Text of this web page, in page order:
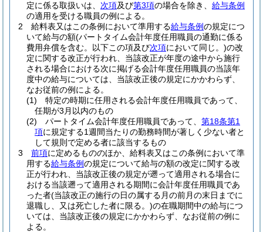
定に係る取扱いは、 次項及び第3項の場合を除き、 給与条例
の適用を受ける職員の例による。
2
給料表又はこの条例において準用する給与条例の規定につ
いて給与の額(パートタイム会計年度任用職員の通勤に係る
費用弁償を含む。以下この項及び次項において同じ。)の改
定に関する改正が行われ、当該改正が年度の途中から施行
される場合における次に掲げる会計年度任用職員の当該年
度中の給与については、当該改正後の規定にかかわらず、
なお従前の例による。
(1)
特定の時期に任用される会計年度任用職員であって、
任期が3月以内のもの
(2)
パートタイム会計年度任用職員であって、 第18条第1
項に規定する1週間当たりの勤務時間が著しく少ない者と
して規則で定める者に該当するもの
3
前項に定めるもののほか、給料表又はこの条例において準
用する給与条例の規定について給与の額の改定に関する改
正が行われ、当該改正後の規定が遡って適用される場合に
おける当該遡って適用される期間に会計年度任用職員であ
った者(当該改正の施行の日の属する月の前月の末日までに
退職し、又は死亡した者に限る。)の在職期間中の給与につ
いては、当該改正後の規定にかかわらず、なお従前の例に
よる。